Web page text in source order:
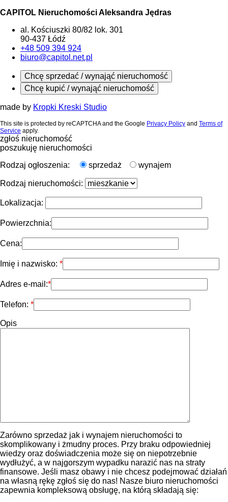
CAPITOL Nieruchomości Aleksandra Jędras
al. Kościuszki 80/82 lok. 301
90-437 Łódź
+48 509 394 924
biuro@capitol.net.pl
Chcę sprzedać / wynająć nieruchomość
Chcę kupić / wynająć nieruchomość
made by Kropki Kreski Studio
This site is protected by reCAPTCHA and the Google Privacy Policy and Terms of
Service apply.
zgłoś nieruchomość
poszukuję nieruchomości
Rodzaj ogłoszenia:
sprzedaż wynajem
Rodzaj nieruchomości:
Lokalizacja:
Powierzchnia:
Cena:
Imię i nazwisko:
Adres e-mail:
Telefon:
Opis
Zarówno sprzedaż jak i wynajem nieruchomości to
skomplikowany i żmudny proces. Przy braku odpowiedniej
wiedzy oraz doświadczenia może się on niepotrzebnie
wydłużyć, a w najgorszym wypadku narazić nas na straty
finansowe. Jeśli masz obawy i nie chcesz podejmować działań
na własną rękę zgłoś się do nas! Nasze biuro nieruchomości
zapewnia kompleksową obsługę, na którą składają się: